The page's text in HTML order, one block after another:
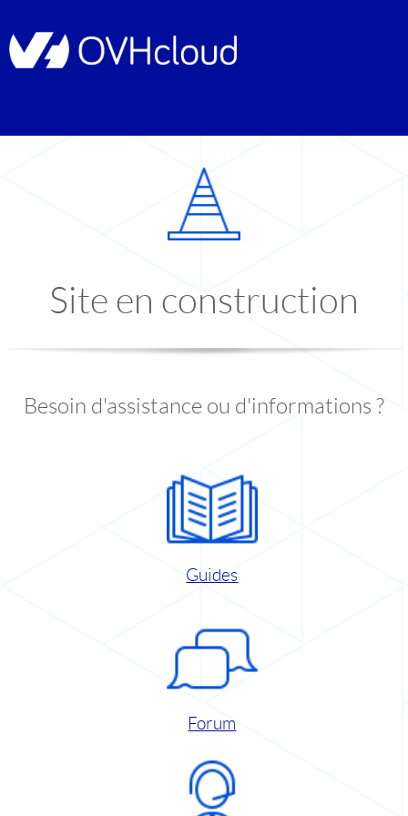
Site en construction
Besoin d'assistance ou d'informations ?
Guides
Forum